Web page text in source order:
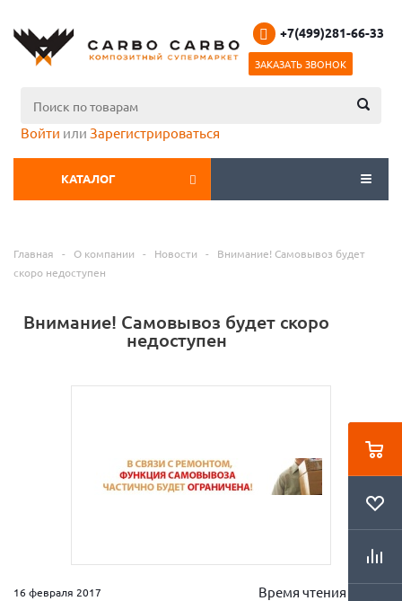
Войти или Зарегистрироваться
+7(499)281-66-33
ЗАКАЗАТЬ ЗВОНОК
МЕНЮКАТАЛОГ
Главная - О компании - Новости -
Внимание! Самовывоз будет
скоро недоступен
Внимание! Самовывоз будет скоро
недоступен
16 февраля 2017 Время чтения 2 мин.